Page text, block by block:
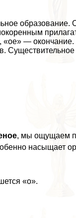
образование.
— окончание.
, мы ощущаем
насыщает
«о».